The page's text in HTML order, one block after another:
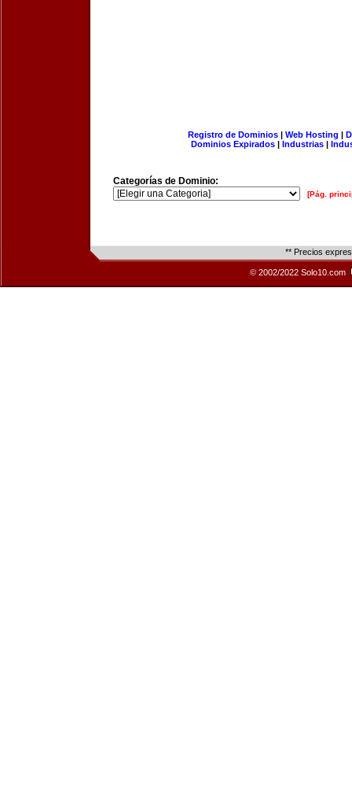
Registro de Dominios| Web Hosting |
Dominios Expirados | Industrias |
Categorías de Dominio:
[Pág.
** Precios
© 2002/2022 Solo10.com